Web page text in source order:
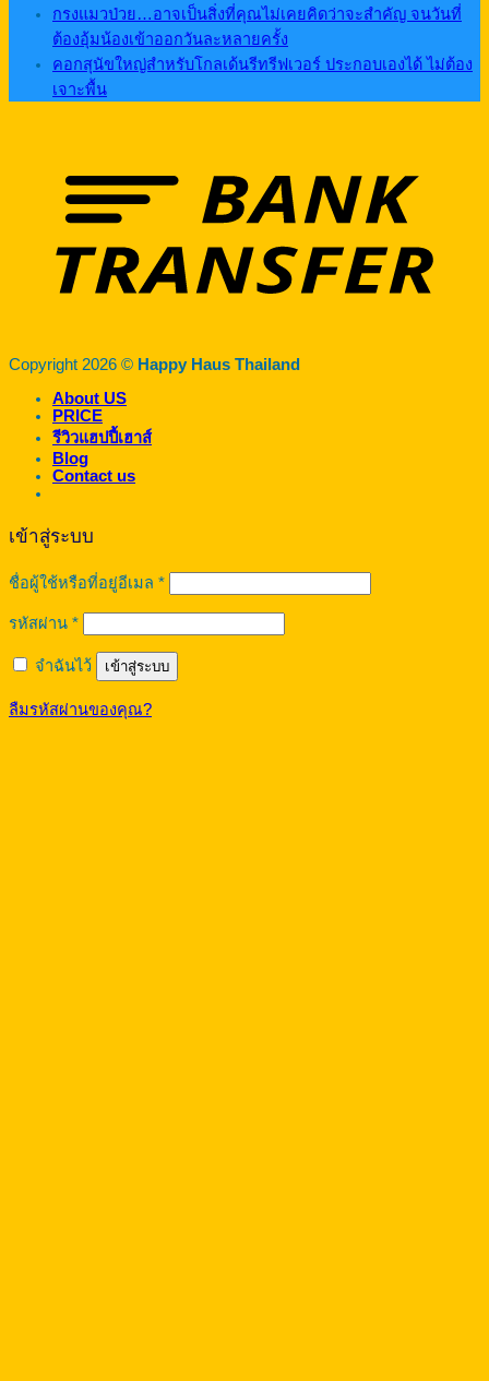
กรงแมวป่วย…อาจเป็นสิ่งที่คุณไม่เคยคิดว่าจะสำคัญ จนวันที่
ต้องอุ้มน้องเข้าออกวันละหลายครั้ง
คอกสุนัขใหญ่สำหรับโกลเด้นรีทรีฟเวอร์ ประกอบเองได้ ไม่ต้อง
เจาะพื้น
Copyright 2026 © Happy Haus Thailand
About US
PRICE
รีวิวแฮปปี้เฮาส์
Blog
Contact us
เข้าสู่ระบบ
ชื่อผู้ใช้หรือที่อยู่อีเมล *ต้องการ
รหัสผ่าน *ต้องการ
จำฉันไว้ เข้าสู่ระบบ
ลืมรหัสผ่านของคุณ?